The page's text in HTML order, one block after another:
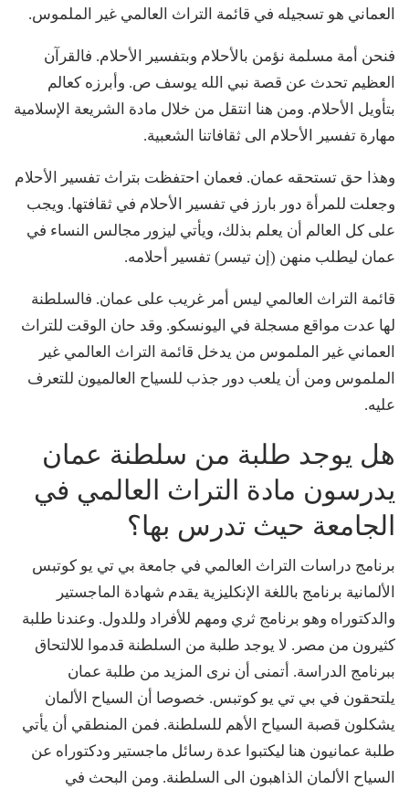
العماني هو تسجيله في قائمة التراث العالمي غير الملموس.
فنحن أمة مسلمة نؤمن بالأحلام وبتفسير الأحلام. فالقرآن
العظيم تحدث عن قصة نبي الله يوسف ص. وأبرزه كعالم
بتأويل الأحلام. ومن هنا انتقل من خلال مادة الشريعة الإسلامية
مهارة تفسير الأحلام الى ثقافاتنا الشعبية.
وهذا حق تستحقه عمان. فعمان احتفظت بتراث تفسير الأحلام
وجعلت للمرأة دور بارز في تفسير الأحلام في ثقافتها. ويجب
على كل العالم أن يعلم بذلك، ويأتي ليزور مجالس النساء في
عمان ليطلب منهن (إن تيسر) تفسير أحلامه.
قائمة التراث العالمي ليس أمر غريب على عمان. فالسلطنة
لها عدت مواقع مسجلة في اليونسكو. وقد حان الوقت للتراث
العماني غير الملموس من يدخل قائمة التراث العالمي غير
الملموس ومن أن يلعب دور جذب للسياح العالميون للتعرف
عليه.
هل يوجد طلبة من سلطنة عمان
يدرسون مادة التراث العالمي في
الجامعة حيث تدرس بها؟
برنامج دراسات التراث العالمي في جامعة بي تي يو كوتبس
الألمانية برنامج باللغة الإنكليزية يقدم شهادة الماجستير
والدكتوراه وهو برنامج ثري ومهم للأفراد وللدول. وعندنا طلبة
كثيرون من مصر. لا يوجد طلبة من السلطنة قدموا للالتحاق
ببرنامج الدراسة. أتمنى أن نرى المزيد من طلبة عمان
يلتحقون في بي تي يو كوتبس. خصوصا أن السياح الألمان
يشكلون قصبة السياح الأهم للسلطنة. فمن المنطقي أن يأتي
طلبة عمانيون هنا ليكتبوا عدة رسائل ماجستير ودكتوراه عن
السياح الألمان الذاهبون الى السلطنة. ومن البحث في